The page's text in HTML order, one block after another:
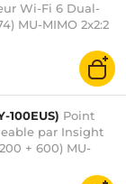
Wi-Fi 6 Dual-
MU-MIMO 2x2:2
100EUS) Point
par Insight
+ 600) MU-